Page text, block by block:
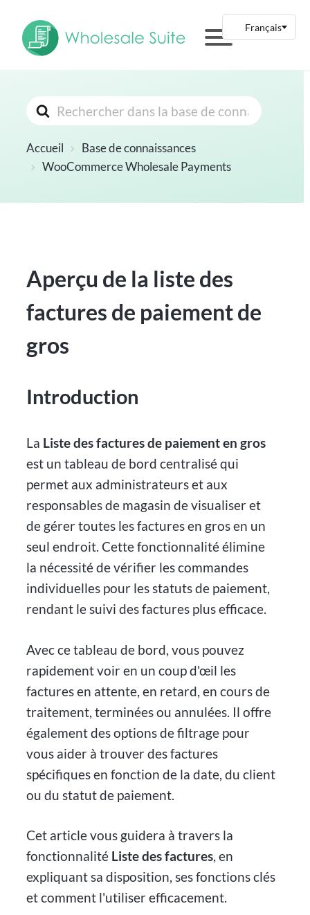
Rechercher
Accueil
Base de connaissances
WooCommerce Wholesale Payments
Aperçu de la liste des
factures de paiement de
gros
Introduction
La Liste des factures de paiement en gros
est un tableau de bord centralisé qui
permet aux administrateurs et aux
responsables de magasin de visualiser et
de gérer toutes les factures en gros en un
seul endroit. Cette fonctionnalité élimine
la nécessité de vérifier les commandes
individuelles pour les statuts de paiement,
rendant le suivi des factures plus efficace.
Avec ce tableau de bord, vous pouvez
rapidement voir en un coup d'œil les
factures en attente, en retard, en cours de
traitement, terminées ou annulées. Il offre
également des options de filtrage pour
vous aider à trouver des factures
spécifiques en fonction de la date, du client
ou du statut de paiement.
Cet article vous guidera à travers la
fonctionnalité Liste des factures, en
expliquant sa disposition, ses fonctions clés
et comment l'utiliser efficacement.